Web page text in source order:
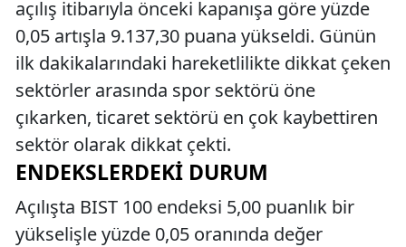
açılış itibarıyla önceki kapanışa göre yüzde
0,05 artışla 9.137,30 puana yükseldi. Günün
ilk dakikalarındaki hareketlilikte dikkat çeken
sektörler arasında spor sektörü öne
çıkarken, ticaret sektörü en çok kaybettiren
sektör olarak dikkat çekti.
ENDEKSLERDEKI DURUM
Açılışta BIST 100 endeksi 5,00 puanlık bir
yükselişle yüzde 0,05 oranında değer